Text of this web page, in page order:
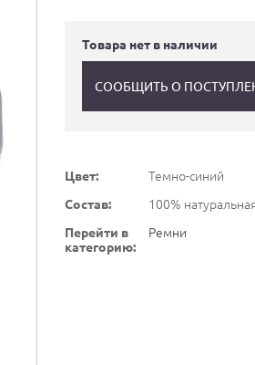
Товара нет в наличии
СООБЩИТЬ О
Цвет:
Темно-синий
Состав:
100%
Перейти в
категорию:
Ремни